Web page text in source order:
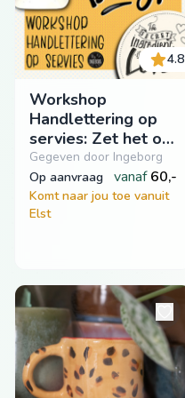
4.8
Workshop
Handlettering op
servies: Zet het op
een bordje!
Gegeven door Ingeborg
op aanvraag
vanaf 60,-
Komt naar jou toe vanuit
Elst